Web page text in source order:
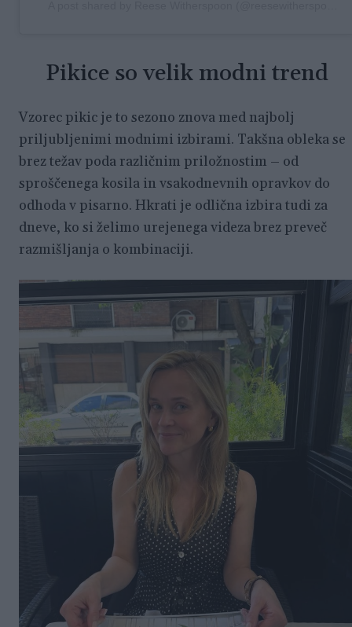
Pikice so velik modni trend
Vzorec pikic je to sezono znova med najbolj
priljubljenimi modnimi izbirami. Takšna obleka se
brez težav poda različnim priložnostim – od
sproščenega kosila in vsakodnevnih opravkov do
odhoda v pisarno. Hkrati je odlična izbira tudi za
dneve, ko si želimo urejenega videza brez preveč
razmišljanja o kombinaciji.